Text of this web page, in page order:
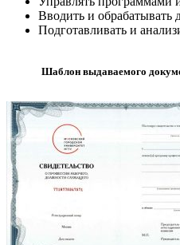
Вводить и обрабатывать
Подготавливать и
Шаблон выдаваемого